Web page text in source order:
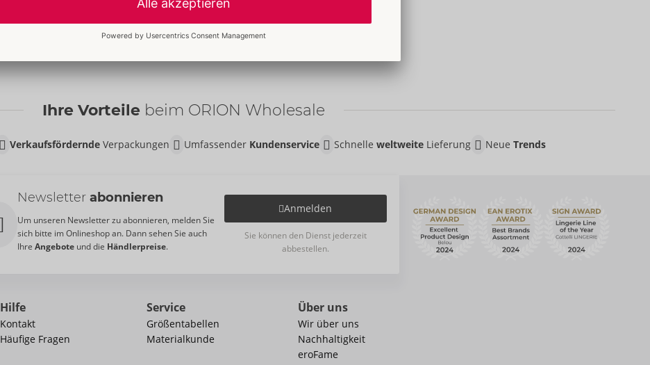
Ihre Vorteile beim ORION Wholesale
VerkaufsförderndeVerpackungen Umfassender Kundenservice Schnelle weltweiteLieferung Neue Trends
Newsletter abonnieren
Um unseren Newsletter zu abonnieren, melden Sie
sich bitte im Onlineshop an. Dann sehen Sie auch
Ihre Angebote und die Händlerpreise.
Anmelden
Sie können den Dienst jederzeit
abbestellen.
Hilfe
Kontakt
Häufige Fragen
Service
Größentabellen
Materialkunde
Über uns
Wir über uns
Nachhaltigkeit
eroFame